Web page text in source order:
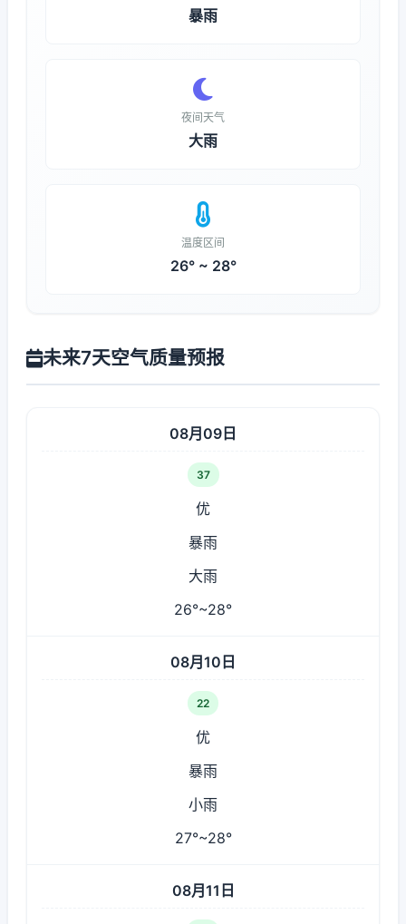
暴雨
夜间天气
大雨
温度区间
26° ~ 28°
未来7天空气质量预报
08月09日
37
优
暴雨
大雨
26°~28°
08月10日
22
优
暴雨
小雨
27°~28°
08月11日